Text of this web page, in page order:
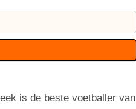
is de beste voetballer van